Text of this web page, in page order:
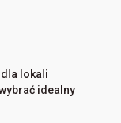
lokali
idealny